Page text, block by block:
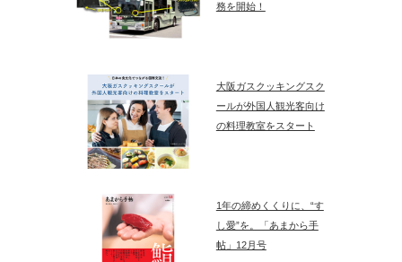
務を開始！
大阪ガスクッキングスク
ールが外国人観光客向け
の料理教室をスタート
1年の締めくくりに、“す
し愛”を。「あまから手
帖」12月号